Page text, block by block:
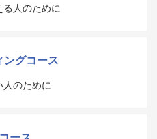
る人のために
ングコース
のために